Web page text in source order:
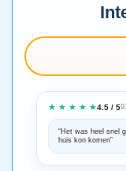
★ ★ ★ ★ ★4.5 / 5
“Het was heel snel
huis kon komen”